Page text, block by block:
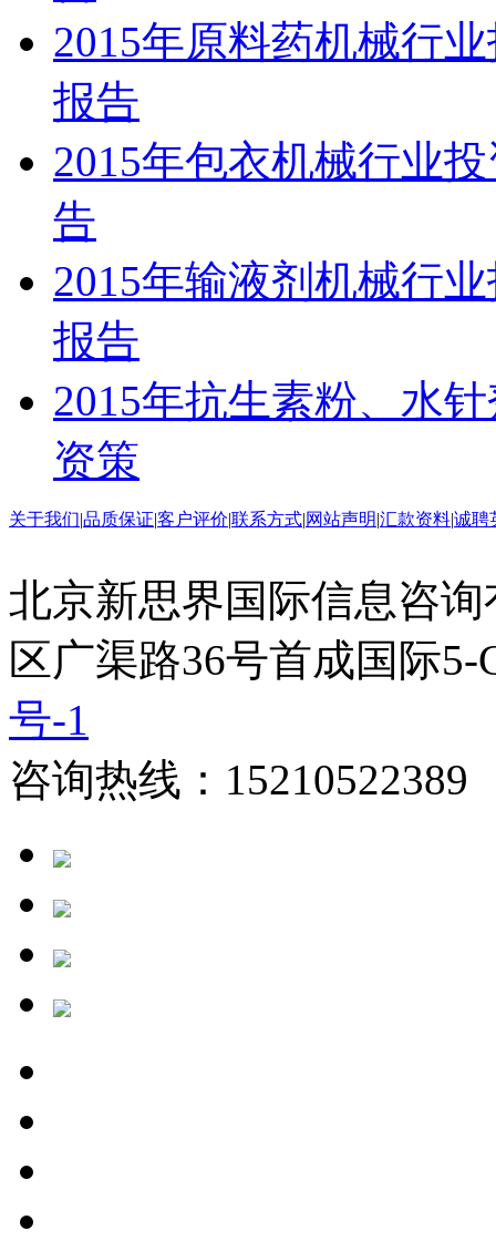
2015年原料药机械行
报告
2015年包衣机械行业
告
2015年输液剂机械行
报告
2015年抗生素粉、水
资策
关于我们|品质保证|客户评价|联系方式|网站声明|汇款资料|诚聘
北京新思界国际信息咨
区广渠路36号首成国际
号-1
咨询热线：